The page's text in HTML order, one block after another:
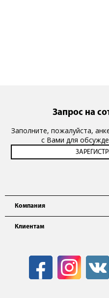
Компания
Клиентам
Запрос на
Заполните, пожалуйста,
с Вами для